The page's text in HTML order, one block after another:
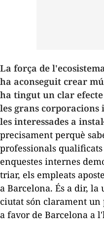
La força de
ha aconseguit crear
ha tingut un clar
les grans
les interessades a
precisament perquè
professionals
enquestes internes
triar, els empleats
a Barcelona. És a dir,
ciutat són clarament
a favor de Barcelona a